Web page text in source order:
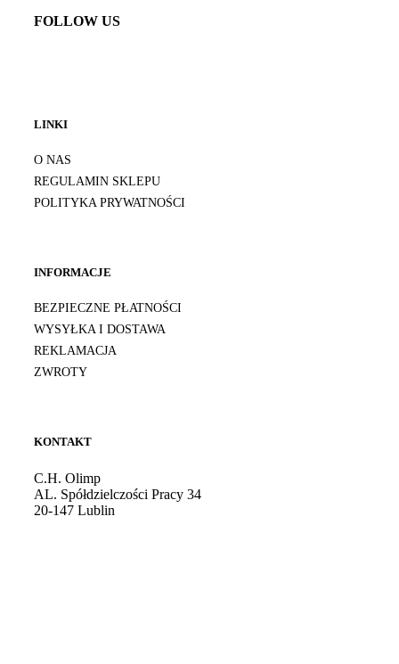
FOLLOW US
LINKI
O NAS
REGULAMIN SKLEPU
POLITYKA PRYWATNOŚCI
INFORMACJE
BEZPIECZNE PŁATNOŚCI
WYSYŁKA I DOSTAWA
REKLAMACJA
ZWROTY
KONTAKT
C.H. Olimp
AL. Spółdzielczości Pracy 34
20-147 Lublin